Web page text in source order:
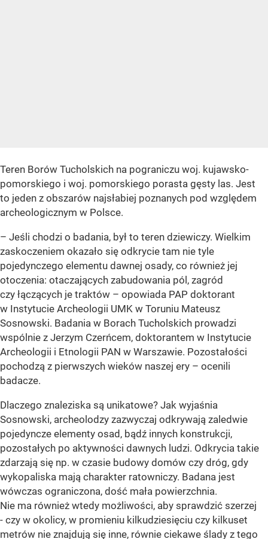
Teren Borów Tucholskich na pograniczu woj. kujawsko-
pomorskiego i woj. pomorskiego porasta gęsty las. Jest
to jeden z obszarów najsłabiej poznanych pod względem
archeologicznym w Polsce.
– Jeśli chodzi o badania, był to teren dziewiczy. Wielkim
zaskoczeniem okazało się odkrycie tam nie tyle
pojedynczego elementu dawnej osady, co również jej
otoczenia: otaczających zabudowania pól, zagród
czy łączących je traktów – opowiada PAP doktorant
w Instytucie Archeologii UMK w Toruniu Mateusz
Sosnowski. Badania w Borach Tucholskich prowadzi
wspólnie z Jerzym Czerńcem, doktorantem w Instytucie
Archeologii i Etnologii PAN w Warszawie. Pozostałości
pochodzą z pierwszych wieków naszej ery – ocenili
badacze.
Dlaczego znaleziska są unikatowe? Jak wyjaśnia
Sosnowski, archeolodzy zazwyczaj odkrywają zaledwie
pojedyncze elementy osad, bądź innych konstrukcji,
pozostałych po aktywności dawnych ludzi. Odkrycia takie
zdarzają się np. w czasie budowy domów czy dróg, gdy
wykopaliska mają charakter ratowniczy. Badana jest
wówczas ograniczona, dość mała powierzchnia.
Nie ma również wtedy możliwości, aby sprawdzić szerzej
- czy w okolicy, w promieniu kilkudziesięciu czy kilkuset
metrów nie znajdują się inne, równie ciekawe ślady z tego